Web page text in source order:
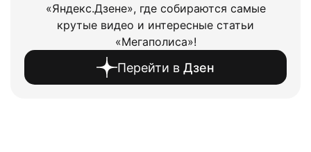
«Яндекс.Дзене», где собираются самые
крутые видео и интересные статьи
«Мегаполиса»!
Перейти в Дзен